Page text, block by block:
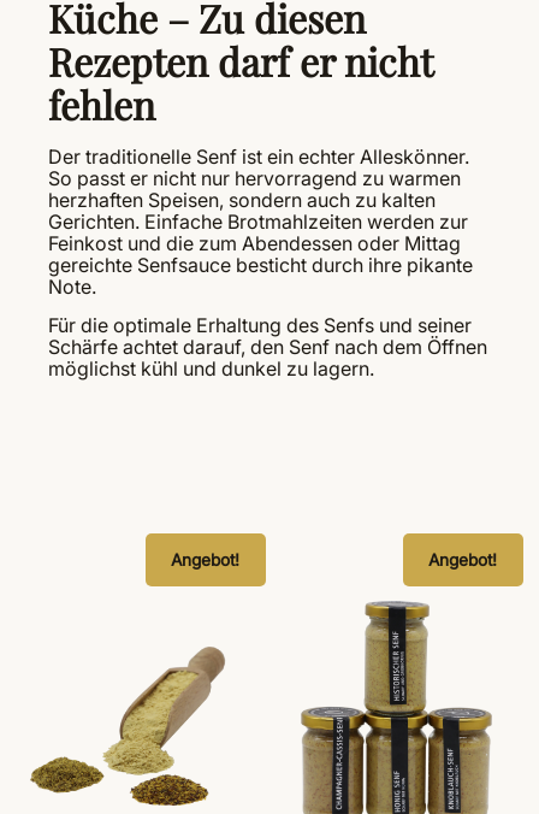
Küche – Zu diesen
Rezepten darf er nicht
fehlen
Der traditionelle Senf ist ein echter Alleskönner.
So passt er nicht nur hervorragend zu warmen
herzhaften Speisen, sondern auch zu kalten
Gerichten. Einfache Brotmahlzeiten werden zur
Feinkost und die zum Abendessen oder Mittag
gereichte Senfsauce besticht durch ihre pikante
Note.
Für die optimale Erhaltung des Senfs und seiner
Schärfe achtet darauf, den Senf nach dem Öffnen
möglichst kühl und dunkel zu lagern.
Angebot! Angebot!